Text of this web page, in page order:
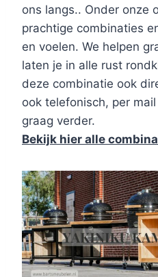
ons langs.. Onder onze
prachtige combinaties
en voelen. We helpen
laten je in alle rust
deze combinatie ook
ook telefonisch, per
graag verder.
Bekijk hier alle